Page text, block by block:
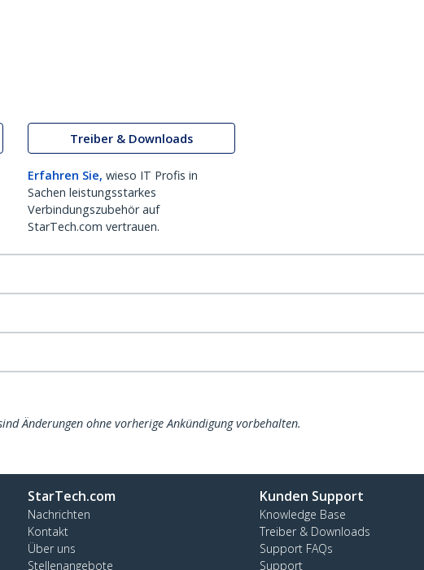
Treiber & Downloads
Erfahren Sie, wieso IT Profis in
Sachen leistungsstarkes
Verbindungszubehör auf
StarTech.com vertrauen.
Änderungen ohne vorherige Ankündigung vorbehalten.
StarTech.com
Nachrichten
Kontakt
Über uns
Stellenangebote
Kunden Support
Knowledge Base
Treiber & Downloads
Support FAQs
Support